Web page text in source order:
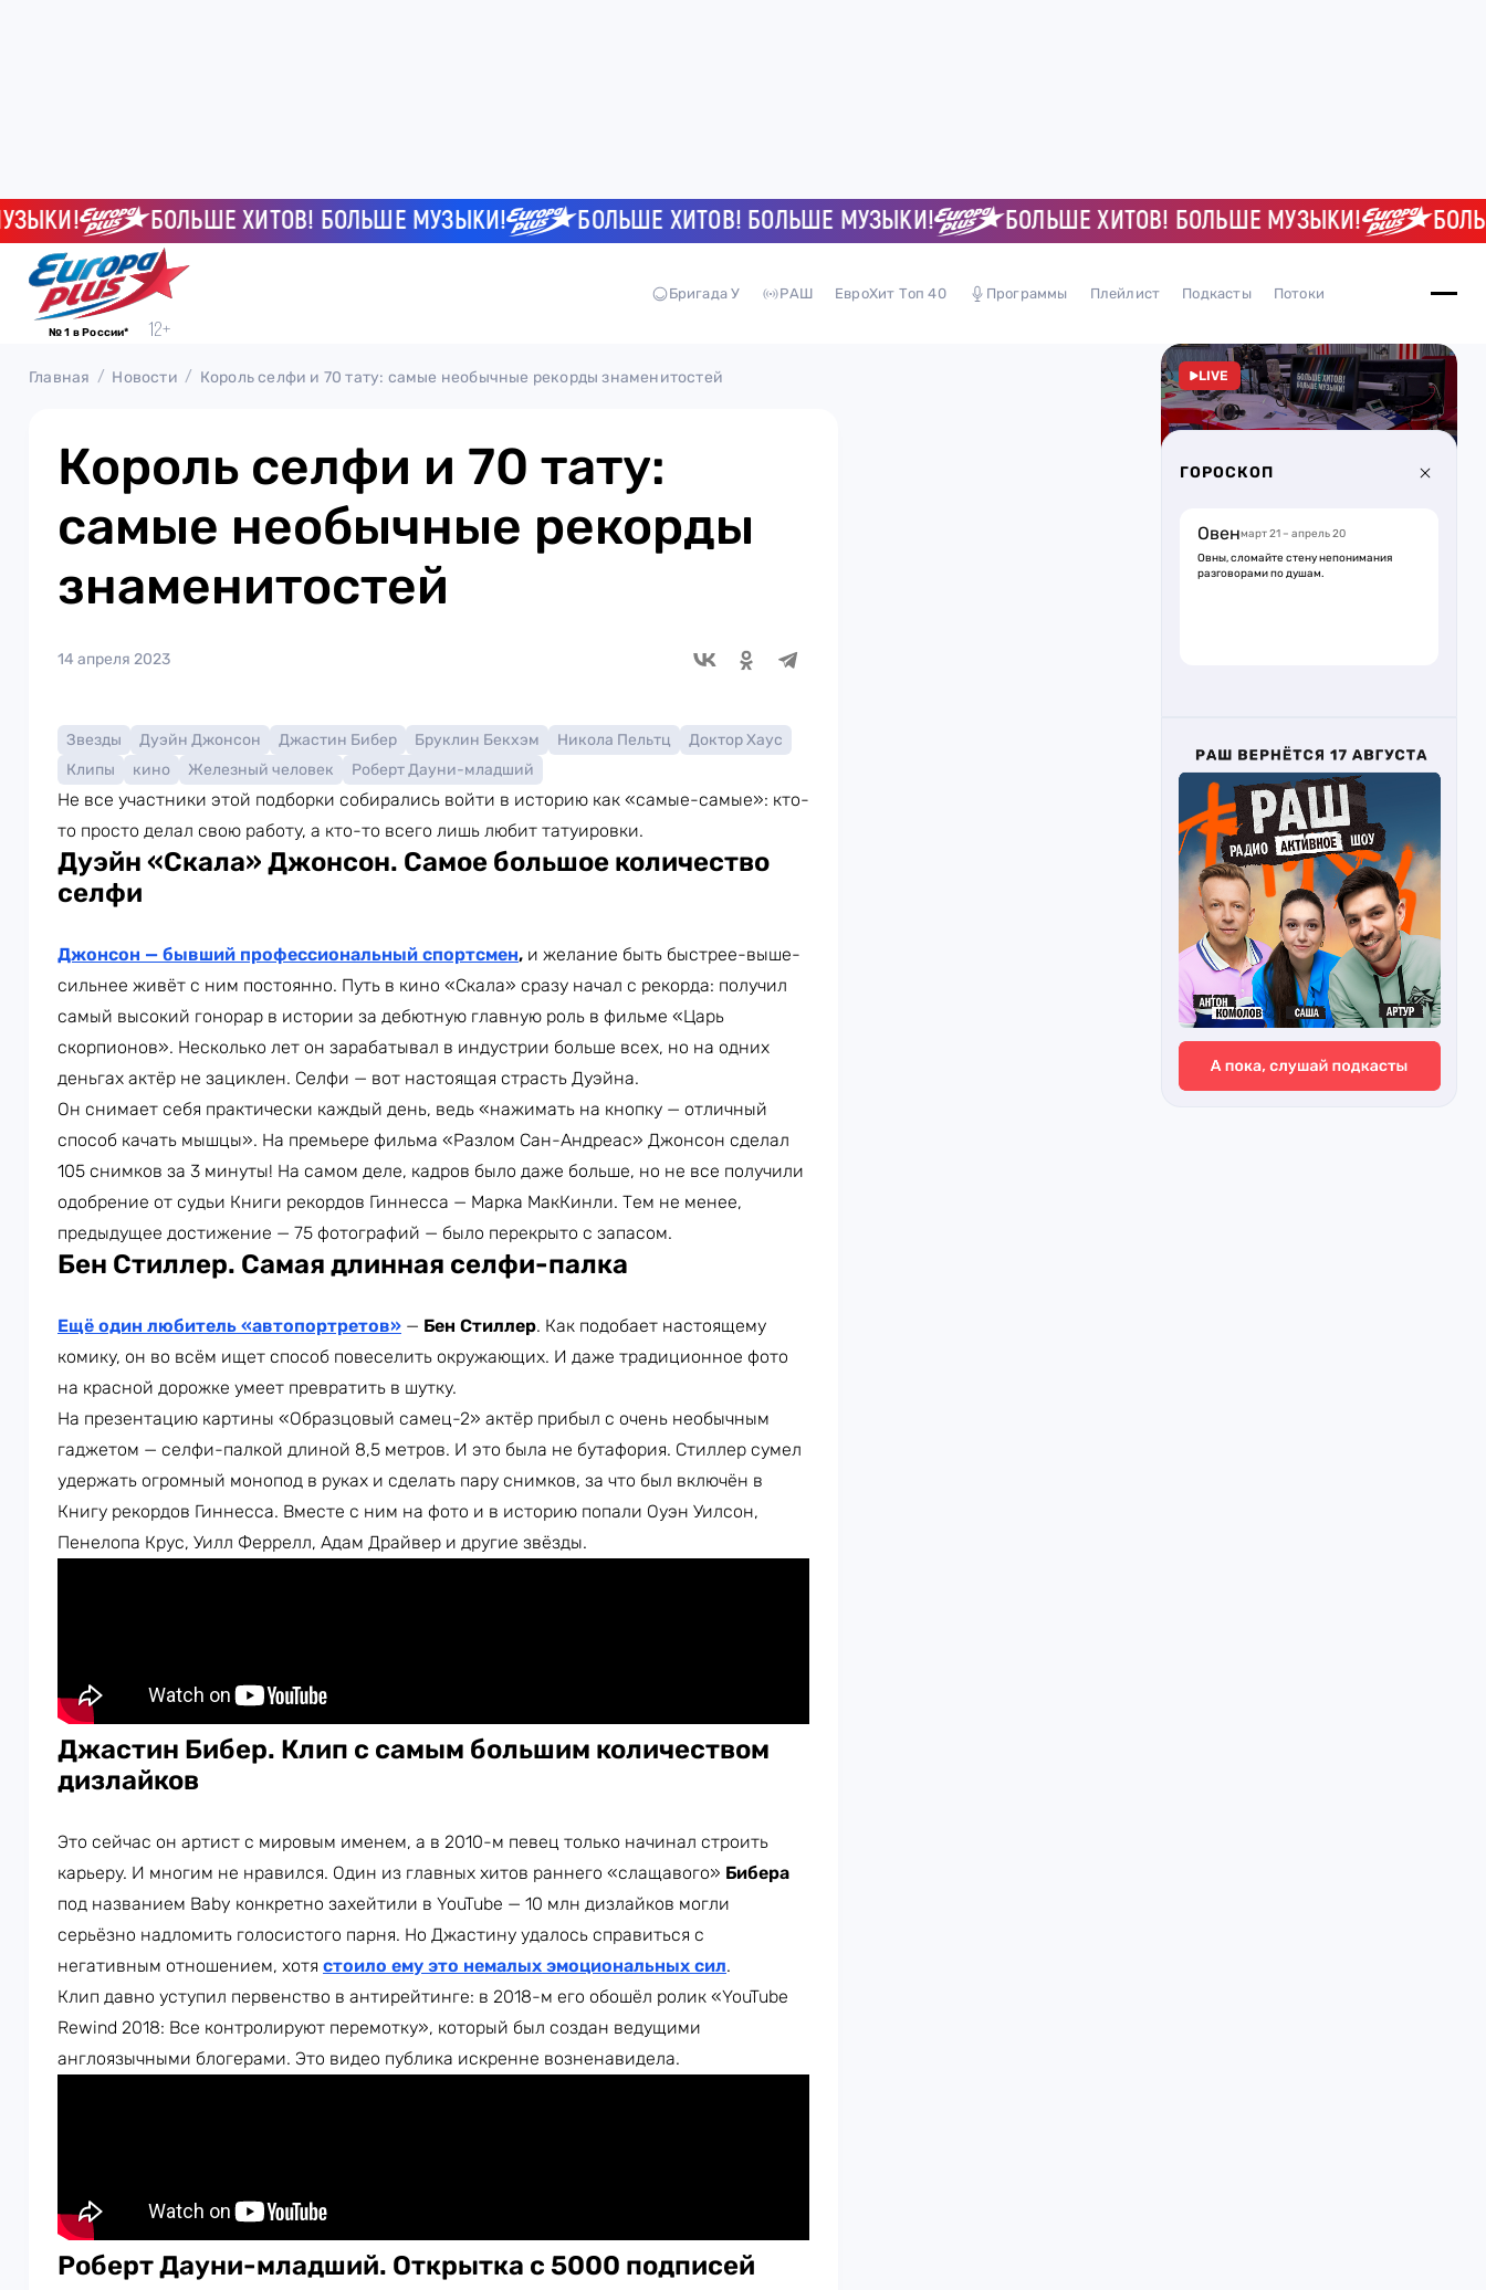
БОЛЬШЕ ХИТОВ! БОЛЬШЕ МУЗЫКИ! БОЛЬШЕ ХИТОВ! БОЛЬШЕ МУЗЫКИ! БОЛЬШЕ ХИТОВ! БОЛЬШЕ МУЗЫКИ! БОЛЬШЕ
№ 1 в России*
Бригада У РАШ ЕвроХит Топ 40 Программы Плейлист Подкасты Потоки
Главная Новости Король селфи и 70 тату: самые необычные рекорды знаменитостей
Король селфи и 70 тату:
самые необычные рекорды
знаменитостей
14 апреля 2023
Звезды Дуэйн Джонсон Джастин Бибер Бруклин Бекхэм Никола Пельтц
Доктор Хаус
Клипы
кино Железный человек Роберт Дауни-младший
Не все участники этой подборки собирались войти в историю как «самые-самые»: кто-
то просто делал свою работу, а кто-то всего лишь любит татуировки.
Дуэйн «Скала» Джонсон. Самое большое количество
селфи
Джонсон — бывший профессиональный спортсмен, и желание быть быстрее-выше-
сильнее живёт с ним постоянно. Путь в кино «Скала» сразу начал с рекорда: получил
самый высокий гонорар в истории за дебютную главную роль в фильме «Царь
скорпионов». Несколько лет он зарабатывал в индустрии больше всех, но на одних
деньгах актёр не зациклен. Селфи — вот настоящая страсть Дуэйна.
Он снимает себя практически каждый день, ведь «нажимать на кнопку — отличный
способ качать мышцы». На премьере фильма «Разлом Сан-Андреас» Джонсон сделал
105 снимков за 3 минуты! На самом деле, кадров было даже больше, но не все получили
одобрение от судьи Книги рекордов Гиннесса — Марка МакКинли. Тем не менее,
предыдущее достижение — 75 фотографий — было перекрыто с запасом.
Бен Стиллер. Самая длинная селфи-палка
Ещё один любитель «автопортретов» — Бен Стиллер. Как подобает настоящему
комику, он во всём ищет способ повеселить окружающих. И даже традиционное фото
на красной дорожке умеет превратить в шутку.
На презентацию картины «Образцовый самец-2» актёр прибыл с очень необычным
гаджетом — селфи-палкой длиной 8,5 метров. И это была не бутафория. Стиллер сумел
удержать огромный монопод в руках и сделать пару снимков, за что был включён в
Книгу рекордов Гиннесса. Вместе с ним на фото и в историю попали Оуэн Уилсон,
Пенелопа Крус, Уилл Феррелл, Адам Драйвер и другие звёзды.
Джастин Бибер. Клип с самым большим количеством
дизлайков
Это сейчас он артист с мировым именем, а в 2010-м певец только начинал строить
карьеру. И многим не нравился. Один из главных хитов раннего «слащавого» Бибера
под названием Baby конкретно захейтили в YouTube — 10 млн дизлайков могли
серьёзно надломить голосистого парня. Но Джастину удалось справиться с
негативным отношением, хотя стоило ему это немалых эмоциональных сил.
Клип давно уступил первенство в антирейтинге: в 2018-м его обошёл ролик «YouTube
Rewind 2018: Все контролируют перемотку», который был создан ведущими
англоязычными блогерами. Это видео публика искренне возненавидела.
Роберт Дауни-младший. Открытка с 5000 подписей
LIVE
ГОРОСКОП
Овенмарт 21 – апрель 20
Овны, сломайте стену непонимания
разговорами по душам.